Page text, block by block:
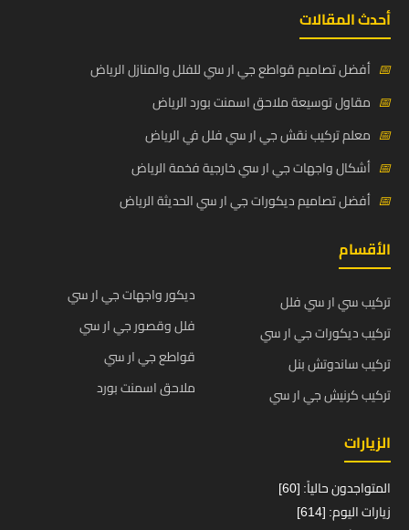
أحدث المقالات
📅 أفضل تصاميم قواطع جي ار سي للفلل والمنازل الرياض
📅 مقاول توسيعة ملاحق اسمنت بورد الرياض
📅 معلم تركيب نقش جي ار سي فلل في الرياض
📅 أشكال واجهات جي ار سي خارجية فخمة الرياض
📅 أفضل تصاميم ديكورات جي ار سي الحديثة الرياض
الأقسام
تركيب سي ار سي فلل
تركيب ديكورات جي ار سي
تركيب ساندوتش بنل
تركيب كرنيش جي ار سي
ديكور واجهات جي ار سي
فلل وقصور جي ار سي
قواطع جي ار سي
ملاحق اسمنت بورد
الزيارات
المتواجدون حالياً: [60]
زيارات اليوم: [614]